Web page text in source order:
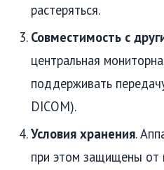
растеряться.
Совместимость с
центральная
поддерживать
DICOM).
Условия хранения.
при этом защищены от